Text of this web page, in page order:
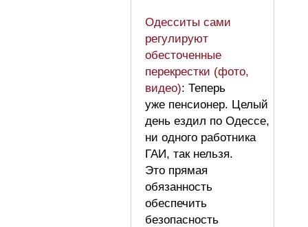
Одесситы сами
регулируют
обесточенные
перекрестки (фото,
видео): Теперь
уже пенсионер. Целый
день ездил по Одессе,
ни одного работника
ГАИ, так нельзя.
Это прямая
обязанность
обеспечить
безопасность